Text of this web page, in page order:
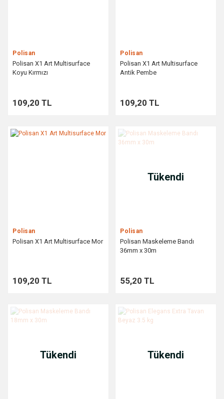
Polisan
Polisan X1 Art Multisurface
Koyu Kırmızı
109,20 TL
Polisan
Polisan X1 Art Multisurface
Antik Pembe
109,20 TL
Polisan
Polisan X1 Art Multisurface Mor
109,20 TL
Tükendi
Polisan
Polisan Maskeleme Bandı
36mm x 30m
55,20 TL
Tükendi Tükendi